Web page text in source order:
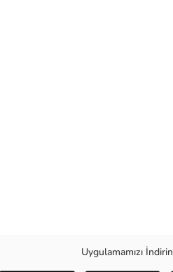
Uygulamamızı İndirin